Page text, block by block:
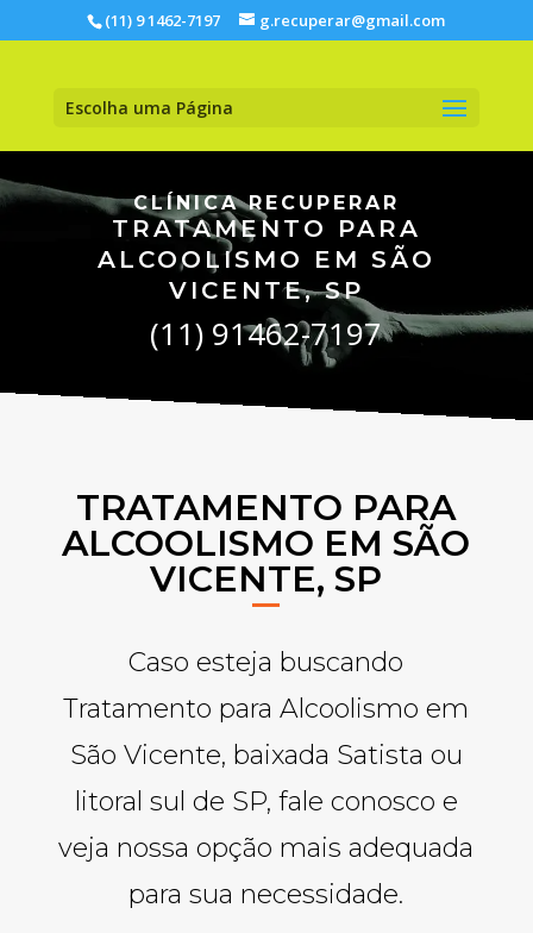
(11) 9 1462-7197 g.recuperar@gmail.com
Escolha uma Página
CLÍNICA RECUPERAR
TRATAMENTO PARA
ALCOOLISMO EM SÃO
VICENTE, SP
(11) 91462-7197
TRATAMENTO PARA
ALCOOLISMO EM SÃO
VICENTE, SP
Caso esteja buscando
Tratamento para Alcoolismo em
São Vicente, baixada Satista ou
litoral sul de SP, fale conosco e
veja nossa opção mais adequada
para sua necessidade.